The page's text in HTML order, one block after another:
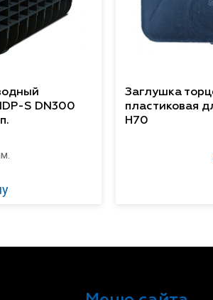
S DN300
Заглушка
пластиковая
H70